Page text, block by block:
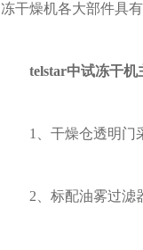
冻干燥机各大部件具
telstar中试冻干机
1、干燥仓透明门采
2、标配油雾过滤器